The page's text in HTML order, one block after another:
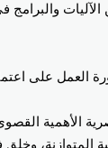
العمل على
الأهمية القصوى
المتوازنة،